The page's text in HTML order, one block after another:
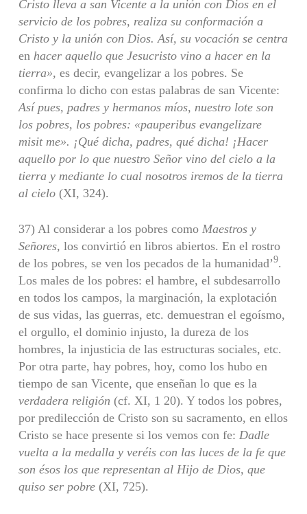
Cristo lleva a san Vicente a la unión con Dios en el
servicio de los pobres, realiza su conformación a
Cristo y la unión con Dios. Así, su vocación se centra
en hacer aquello que Jesucristo vino a hacer en la
tierra», es decir, evangelizar a los pobres. Se
confirma lo dicho con estas palabras de san Vicente:
Así pues, padres y hermanos míos, nuestro lote son
los pobres, los pobres: «pauperibus evangelizare
misit me». ¡Qué dicha, padres, qué dicha! ¡Hacer
aquello por lo que nuestro Señor vino del cielo a la
tierra y median­te lo cual nosotros iremos de la tierra
al cielo (XI, 324).
37) Al considerar a los pobres como Maestros y
Señores, los convirtió en libros abiertos. En el rostro
de los pobres, se ven los pecados de la humanidad’9.
Los males de los pobres: el hambre, el subdesarrollo
en todos los campos, la mar­ginación, la explotación
de sus vidas, las guerras, etc. demuestran el egoísmo,
el orgullo, el dominio injusto, la dureza de los
hombres, la injusticia de las estruc­turas sociales, etc.
Por otra parte, hay pobres, hoy, como los hubo en
tiempo de san Vicente, que enseñan lo que es la
verdadera religión (cf. XI, 1 20). Y todos los pobres,
por predilección de Cristo son su sacramento, en ellos
Cristo se hace presente si los vemos con fe: Dadle
vuelta a la medalla y veréis con las luces de la fe que
son ésos los que representan al Hijo de Dios, que
quiso ser pobre (XI, 725).